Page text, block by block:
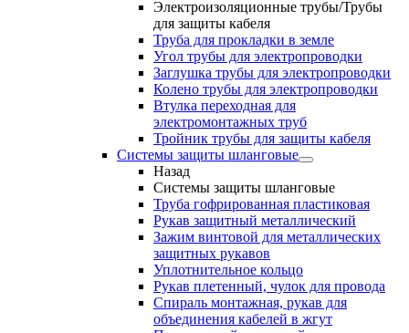
Электроизоляционные трубы/Трубы
для защиты кабеля
Труба для прокладки в земле
Угол трубы для электропроводки
Заглушка трубы для электропроводки
Колено трубы для электропроводки
Втулка переходная для
электромонтажных труб
Тройник трубы для защиты кабеля
Системы защиты шланговые
Назад
Системы защиты шланговые
Труба гофрированная пластиковая
Рукав защитный металлический
Зажим винтовой для металлических
защитных рукавов
Уплотнительное кольцо
Рукав плетенный, чулок для провода
Спираль монтажная, рукав для
объединения кабелей в жгут